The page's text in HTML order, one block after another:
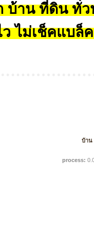
บ้าน ที่ดิน ทั่ว
ว ไม่เช็คแบล็
บ้าน
process: